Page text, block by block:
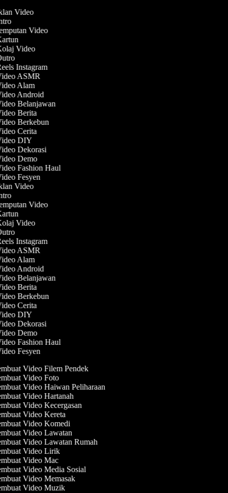
Video
Video
Video
Instagram
ASMR
Alam
Android
Belanjawan
Berita
Berkebun
Cerita
DIY
Dekorasi
Demo
Fashion Haul
Fesyen
Video
Video
Video
Instagram
ASMR
Alam
Android
Belanjawan
Berita
Berkebun
Cerita
DIY
Dekorasi
Demo
Fashion Haul
Fesyen
Video Filem Pendek
Video Foto
Video Haiwan Peliharaan
Video Hartanah
Video Kecergasan
Video Kereta
Video Komedi
Video Lawatan
Video Lawatan Rumah
Video Lirik
Video Mac
Video Media Sosial
Video Memasak
Video Muzik